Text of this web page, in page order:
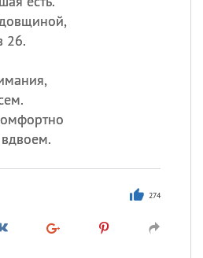
26.
274
больных
09.08
ИМЕНА
Сегодня празднуют именины